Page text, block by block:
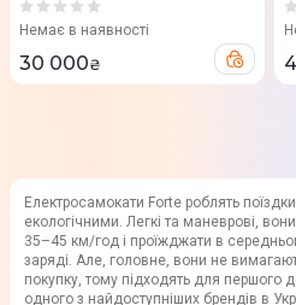
Немає в наявності
30 000₴
Електросамокати Forte роблять
екологічними. Легкі та маневрові,
35–45 км/год і проїжджати в
заряді. Але, головне, вони не
покупку, тому підходять для першого
одного з найдоступніших брендів в